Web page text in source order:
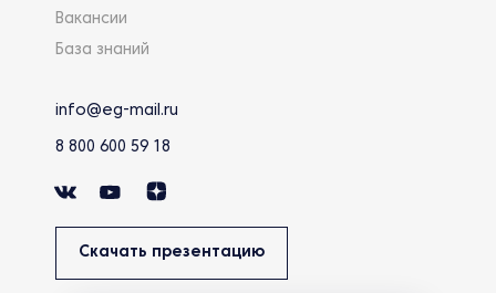
Вакансии
База знаний
info@eg-mail.ru
8 800 600 59 18
Скачать презентацию